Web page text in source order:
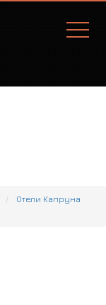
Отели Капруна